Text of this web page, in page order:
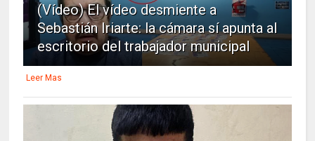
(Vídeo) El vídeo desmiente a
Sebastián Iriarte: la cámara sí apunta al
escritorio del trabajador municipal
Leer Mas